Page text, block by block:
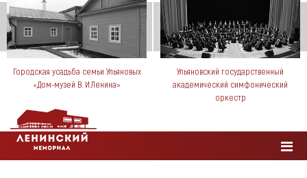
Городская усадьба семьи Ульяновых
«Дом-музей В. И.Ленина»
Ульяновский государственный
академический симфонический
оркестр